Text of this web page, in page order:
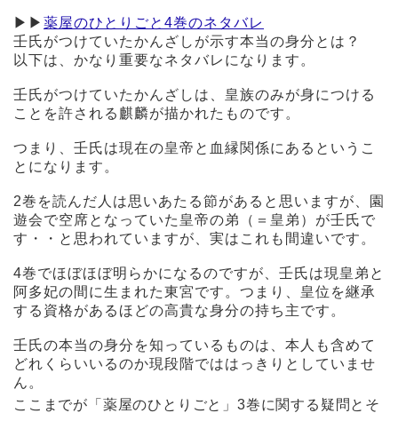
▶︎▶︎ 薬屋のひとりごと4巻のネタバレ
壬氏がつけていたかんざしが示す本当の身分とは？
以下は、かなり重要なネタバレになります。
壬氏がつけていたかんざしは、皇族のみが身につける
ことを許される麒麟が描かれたものです。
つまり、壬氏は現在の皇帝と血縁関係にあるというこ
とになります。
2巻を読んだ人は思いあたる節があると思いますが、園
遊会で空席となっていた皇帝の弟（＝皇弟）が壬氏で
す・・と思われていますが、実はこれも間違いです。
4巻でほぼほぼ明らかになるのですが、壬氏は現皇弟と
阿多妃の間に生まれた東宮です。つまり、皇位を継承
する資格があるほどの高貴な身分の持ち主です。
壬氏の本当の身分を知っているものは、本人も含めて
どれくらいいるのか現段階でははっきりとしていませ
ん。
ここまでが「薬屋のひとりごと」3巻に関する疑問とそ